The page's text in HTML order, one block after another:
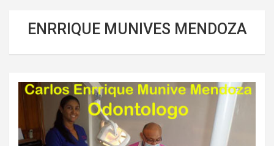
ENRRIQUE MUNIVES MENDOZA